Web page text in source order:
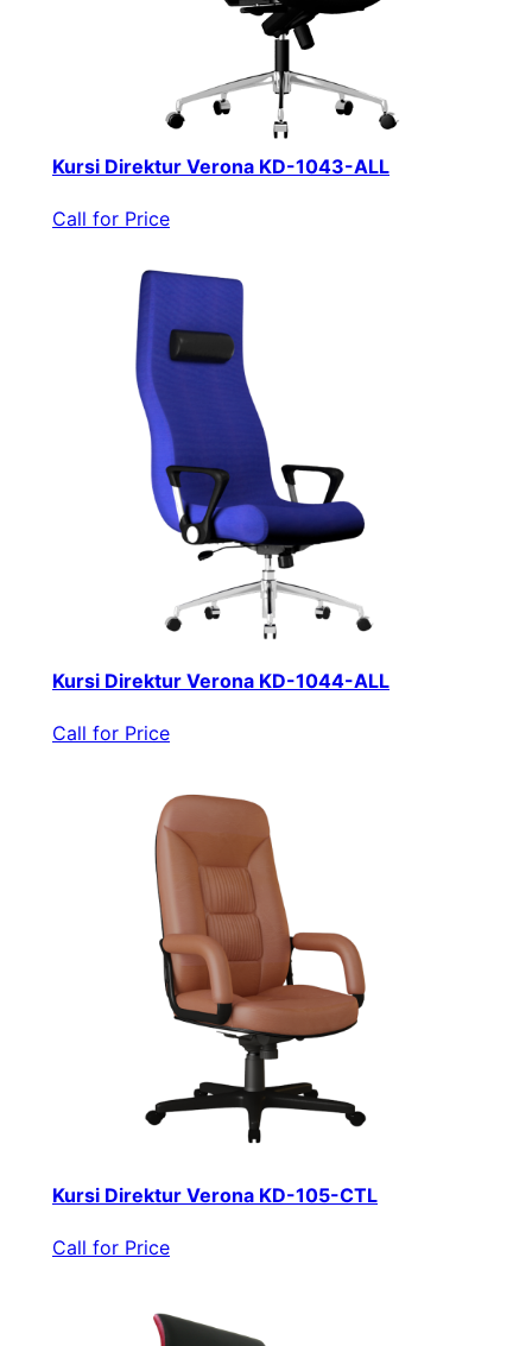
Kursi Direktur Verona KD-1043-ALL
Call for Price
Kursi Direktur Verona KD-1044-ALL
Call for Price
Kursi Direktur Verona KD-105-CTL
Call for Price